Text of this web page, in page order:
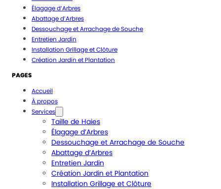
Élagage d’Arbres
Abattage d’Arbres
Dessouchage et Arrachage de Souche
Entretien Jardin
Installation Grillage et Clôture
Création Jardin et Plantation
PAGES
Accueil
À propos
Services
Taille de Haies
Élagage d’Arbres
Dessouchage et Arrachage de Souche
Abattage d’Arbres
Entretien Jardin
Création Jardin et Plantation
Installation Grillage et Clôture